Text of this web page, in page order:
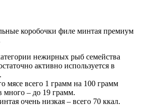
коробочки филе минтая премиум
нежирных рыб семейства
активно используется в
мясе всего 1 грамм на 100 грамм
много – до 19 грамм.
очень низкая – всего 70 ккал.